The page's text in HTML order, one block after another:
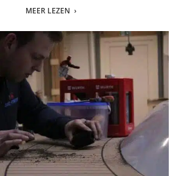
MEER LEZEN